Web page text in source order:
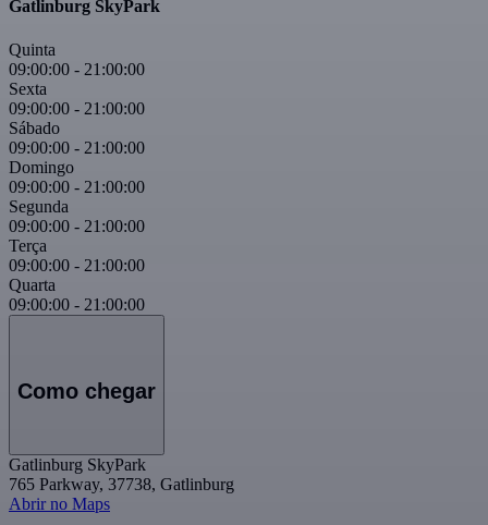
Gatlinburg SkyPark
Quinta
09:00:00 - 21:00:00
Sexta
09:00:00 - 21:00:00
Sábado
09:00:00 - 21:00:00
Domingo
09:00:00 - 21:00:00
Segunda
09:00:00 - 21:00:00
Terça
09:00:00 - 21:00:00
Quarta
09:00:00 - 21:00:00
Como chegar
Gatlinburg SkyPark
765 Parkway, 37738, Gatlinburg
Abrir no Maps